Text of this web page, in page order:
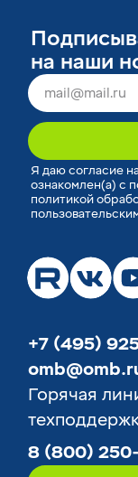
на наши
Я даю согласие
ознакомлен(а) с
политикой
+7 (495)
Горячая
8 (800)